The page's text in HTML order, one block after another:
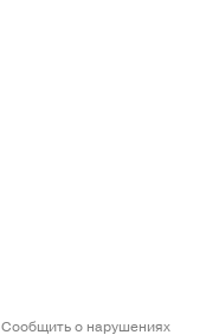
Сообщить о нарушениях